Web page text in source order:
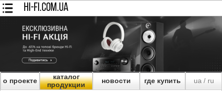
HI-FI.COM.UA
о проекте
каталог
продукции
новости где купить ua/ ru